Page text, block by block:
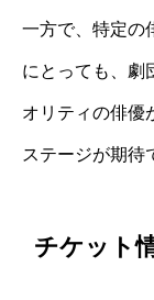
一方で、特定の
にとっても、劇
オリティの俳優
ステージが期待
チケット